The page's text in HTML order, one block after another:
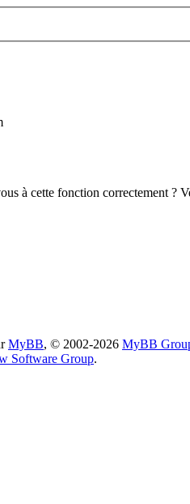
à cette fonction correctement ?
MyBB, © 2002-2026 MyBB
Software Group.